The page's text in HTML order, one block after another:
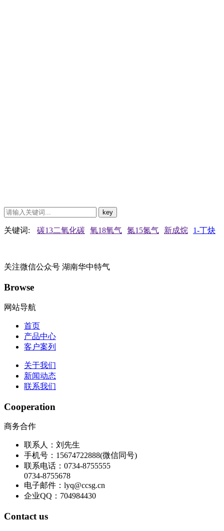
关键词: 碳13二氧化碳 氧18氧气 氮15氮气 新成烷 1-丁炔
关注微信公众号 湖南华中特气
Browse
网站导航
首页
产品中心
客户案列
关于我们
新闻动态
联系我们
Cooperation
商务合作
联系人：刘先生
手机号：15674722888(微信同号)
联系电话：0734-8755555
0734-8755678
电子邮件：lyq@ccsg.cn
企业QQ：704984430
Contact us